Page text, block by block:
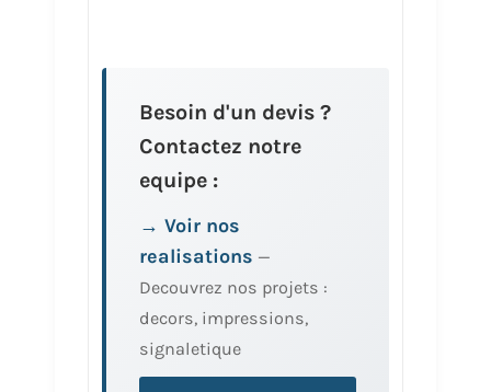
Besoin d'un devis ?
Contactez notre
equipe :
→ Voir nos
realisations —
Decouvrez nos projets :
decors, impressions,
signaletique